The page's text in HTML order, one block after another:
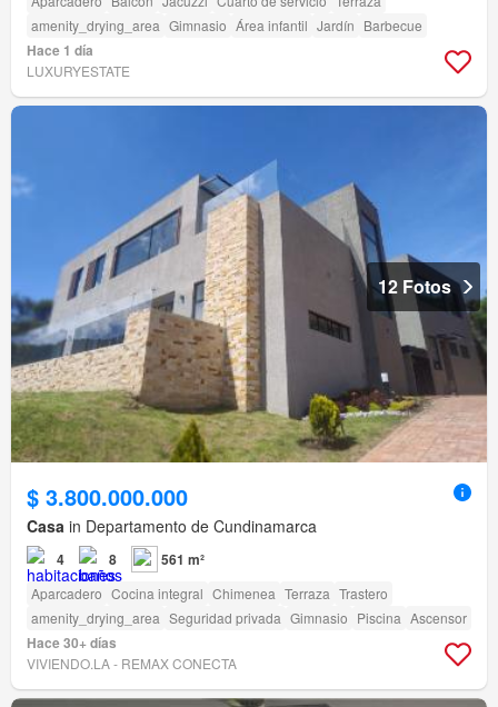
amenity_drying_area Gimnasio Área infantil Jardín Barbecue
Hace 1 día
LUXURYESTATE
12 Fotos
$ 3.800.000.000
Casa in Departamento de Cundinamarca
4 8 561 m²
Aparcadero Cocina integral Chimenea Terraza Trastero
amenity_drying_area Seguridad privada Gimnasio Piscina Ascensor
Hace 30+ días
VIVIENDO.LA - REMAX CONECTA